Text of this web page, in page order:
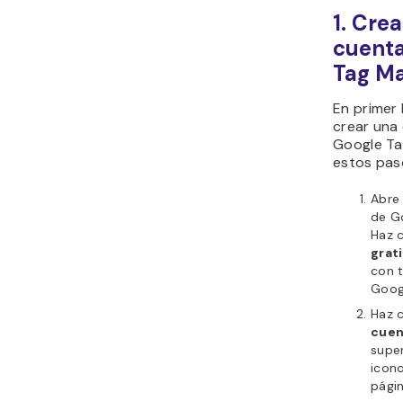
1.
Tag
En primer
crear
Google
estos
Abre
de
Haz
con
Haz